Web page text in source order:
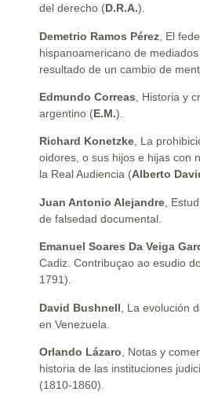
del derecho (D.R.A.).
Demetrio Ramos Pérez , El
hispanoamericano de
resultado de un cambio de
Edmundo Correas , Historia y
argentino (E.M.).
Richard Konetzke, La
oidores, o sus hijos e hijas con
la Real Audiencia (Alberto
Juan Antonio Alejandre ,
de falsedad documental.
Emanuel Soares Da Veiga
Cadiz. Contribuçao ao esudio
1791).
David Bushnell , La evolución
en Venezuela.
Orlando Lázaro , Notas y
historia de las instituciones
(1810-1860).